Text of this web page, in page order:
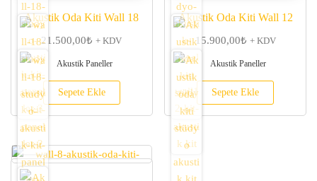
Akustik Oda Kiti Wall 18
21.500,00₺ + KDV
Akustik Paneller
Sepete Ekle
Akustik Oda Kiti Wall 12
15.900,00₺ + KDV
Akustik Paneller
Sepete Ekle